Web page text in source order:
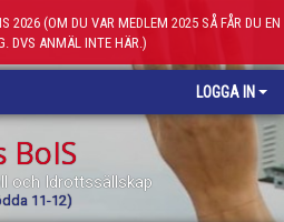
2026 (OM DU VAR MEDLEM 2025 SÅ FÅR DU EN
DVS ANMÄL INTE HÄR.)
LOGGA IN
BoIS
och Idrottssällskap
11-12)